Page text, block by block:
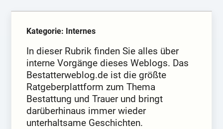
Kategorie: Internes
In dieser Rubrik finden Sie alles über
interne Vorgänge dieses Weblogs. Das
Bestatterweblog.de ist die größte
Ratgeberplattform zum Thema
Bestattung und Trauer und bringt
darüberhinaus immer wieder
unterhaltsame Geschichten.